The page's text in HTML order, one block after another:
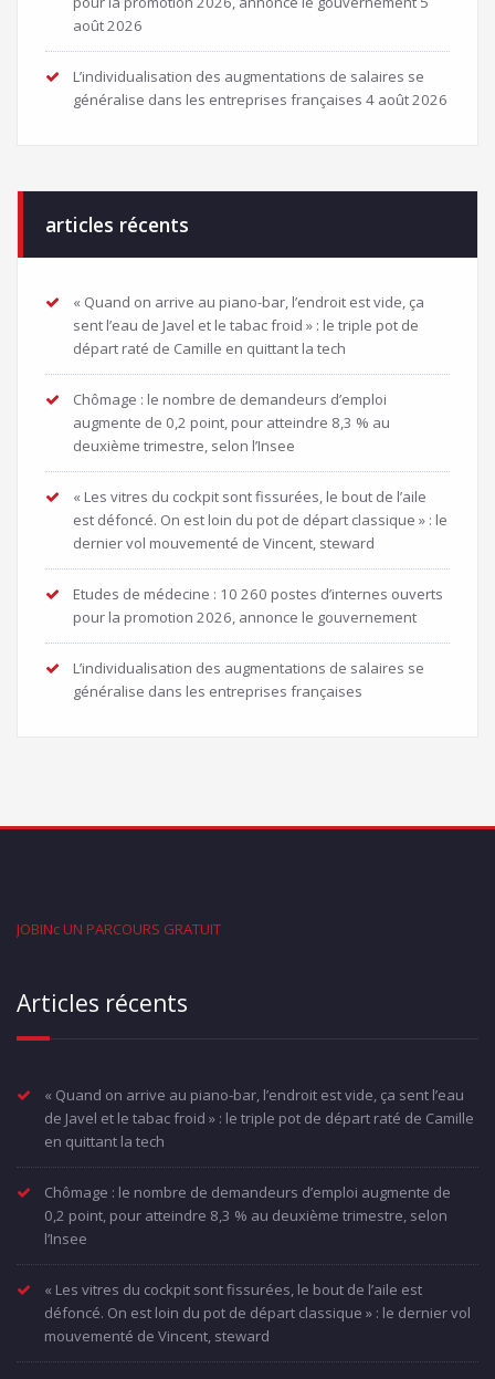
août 2026
L’individualisation des augmentations de salaires se
généralise dans les entreprises françaises 4 août 2026
articles récents
« Quand on arrive au piano-bar, l’endroit est vide, ça
sent l’eau de Javel et le tabac froid » : le triple pot de
départ raté de Camille en quittant la tech
Chômage : le nombre de demandeurs d’emploi
augmente de 0,2 point, pour atteindre 8,3 % au
deuxième trimestre, selon l’Insee
« Les vitres du cockpit sont fissurées, le bout de l’aile
est défoncé. On est loin du pot de départ classique » : le
dernier vol mouvementé de Vincent, steward
Etudes de médecine : 10 260 postes d’internes ouverts
pour la promotion 2026, annonce le gouvernement
L’individualisation des augmentations de salaires se
généralise dans les entreprises françaises
JOBINc UN PARCOURS GRATUIT
Articles récents
« Quand on arrive au piano-bar, l’endroit est vide, ça sent l’eau
de Javel et le tabac froid » : le triple pot de départ raté de Camille
en quittant la tech
Chômage : le nombre de demandeurs d’emploi augmente de
0,2 point, pour atteindre 8,3 % au deuxième trimestre, selon
l’Insee
« Les vitres du cockpit sont fissurées, le bout de l’aile est
défoncé. On est loin du pot de départ classique » : le dernier vol
mouvementé de Vincent, steward